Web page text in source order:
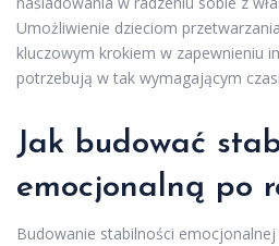
Umożliwienie dzieciom
kluczowym krokiem w zapewnieniu
potrzebują w tak wymagającym
Jak budować
emocjonalną po
Budowanie stabilności